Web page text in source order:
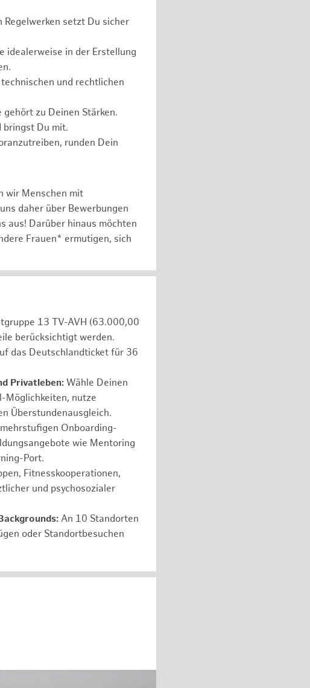
Regelwerken setzt Du sicher
idealerweise in der Erstellung
und rechtlichen
zu Deinen Stärken.
bringst Du mit.
runden Dein
wir Menschen mit
daher über Bewerbungen
aus! Darüber hinaus möchten
Frauen* ermutigen, sich
13 TV-AVH (63.000,00
berücksichtigt werden.
das Deutschlandticket für 36
Privatleben: Wähle Deinen
Möglichkeiten, nutze
Überstundenausgleich.
Onboarding-
wie Mentoring
Port.
Fitnesskooperationen,
und psychosozialer
An 10 Standorten
oder Standortbesuchen